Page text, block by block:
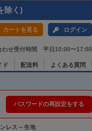
除く)
カートを見る ログイン
わせ受付時間 平日10:00〜17:00
ド 配送料 よくある質問
パスワードの再設定をする
レス – 生地